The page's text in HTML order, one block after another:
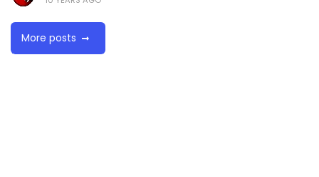
More posts